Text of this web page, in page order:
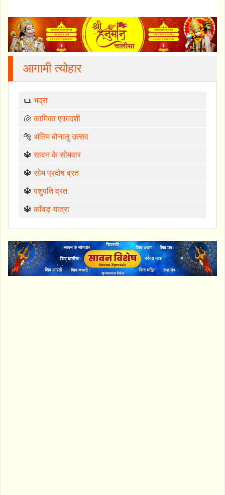
आगामी त्योहार
📜 भद्रा
🐚कामिका एकादशी
🐅 अंतिम बोनालु उत्सव
🔱सावन के सोमवार
🔱सोम प्रदोष व्रत
🔱पशुपति व्रत
🔱काँवड़ यात्रा